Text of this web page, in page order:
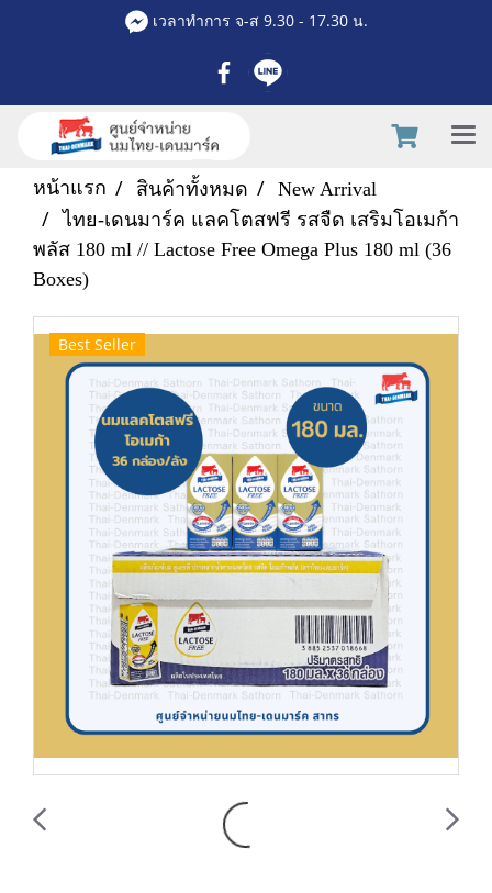
เวลาทำการ จ-ส 9.30 - 17.30 น.
หน้าแรก สินค้าทั้งหมด
New Arrival
ไทย-เดนมาร์ค แลคโตสฟรี รสจืด เสริมโอเมก้า
พลัส 180 ml // Lactose Free Omega Plus 180 ml (36
Boxes)
Best Seller